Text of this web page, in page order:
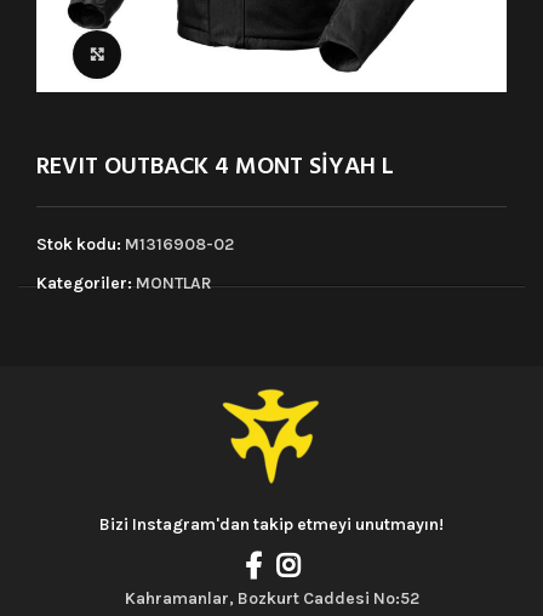
Click to enlarge
REVIT OUTBACK 4 MONT SİYAH L
Stok kodu: M1316908-02
Kategoriler:MONTLAR
Bizi Instagram'dan takip etmeyi unutmayın!
Kahramanlar, Bozkurt Caddesi No:52